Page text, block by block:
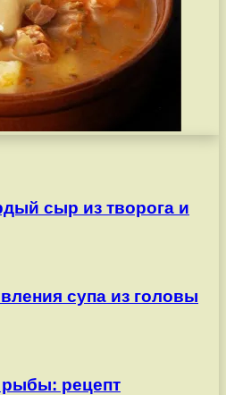
сыр из творога и
супа из головы
рыбы: рецепт